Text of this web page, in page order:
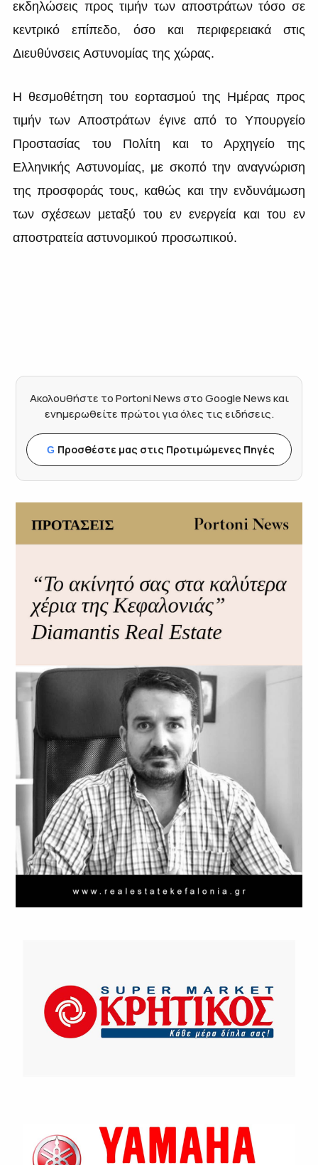
εκδηλώσεις προς τιμήν των αποστράτων τόσο σε
κεντρικό επίπεδο, όσο και περιφερειακά στις
Διευθύνσεις Αστυνομίας της χώρας.
Η θεσμοθέτηση του εορτασμού της Ημέρας προς
τιμήν των Αποστράτων έγινε από το Υπουργείο
Προστασίας του Πολίτη και το Αρχηγείο της
Ελληνικής Αστυνομίας, με σκοπό την αναγνώριση
της προσφοράς τους, καθώς και την ενδυνάμωση
των σχέσεων μεταξύ του εν ενεργεία και του εν
αποστρατεία αστυνομικού προσωπικού.
Ακολουθήστε το Portoni News στο Google News και
ενημερωθείτε πρώτοι για όλες τις ειδήσεις.
G Προσθέστε μας στις Προτιμώμενες Πηγές